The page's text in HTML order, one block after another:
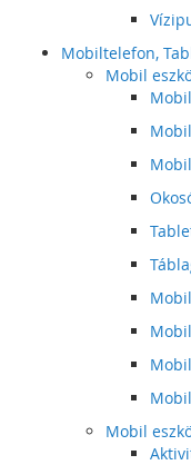
Mobiltelefon,
Mobil
Mobil